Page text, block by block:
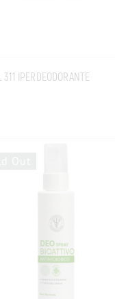
311 IPERDEODORANTE